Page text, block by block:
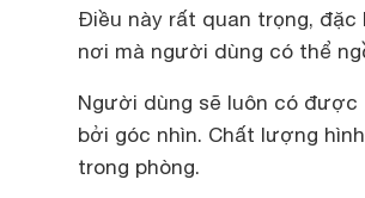
Điều này rất quan trọng, đặc
nơi mà người dùng có thể
Người dùng sẽ luôn có
bởi góc nhìn. Chất lượng
trong phòng.